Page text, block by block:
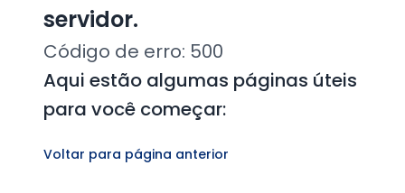
servidor.
Código de erro: 500
Aqui estão algumas páginas úteis
para você começar:
Voltar para página anterior